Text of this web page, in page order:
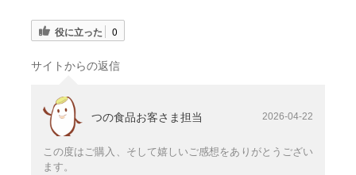
役に立った 0
サイトからの返信
つの食品お客さま担当 2026-04-22
この度はご購入、そして嬉しいご感想をありがとうござい
ます。